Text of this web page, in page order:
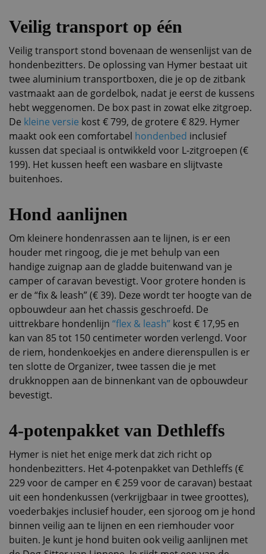
Veilig transport op één
Veilig transport stond bovenaan de wensenlijst van de
hondenbezitters. De oplossing van Hymer bestaat uit
twee aluminium transportboxen, die je op de zitbank
vastmaakt aan de gordelbok, nadat je eerst de kussens
hebt weggenomen. De box past in zowat elke zitgroep.
De kleine versie kost € 799, de grotere € 829. Hymer
maakt ook een comfortabel hondenbed inclusief
kussen dat speciaal is ontwikkeld voor L-zitgroepen (€
199). Het kussen heeft een wasbare en slijtvaste
buitenhoes.
Hond aanlijnen
Om kleinere hondenrassen aan te lijnen, is er een
houder met ringoog, die je met behulp van een
handige zuignap aan de gladde buitenwand van je
camper of caravan bevestigt. Voor grotere honden is
er de “fix & leash” (€ 39). Deze wordt ter hoogte van de
opbouwdeur aan het chassis geschroefd. De
uittrekbare hondenlijn “flex & leash” kost € 17,95 en
kan van 85 tot 150 centimeter worden verlengd. Voor
de riem, hondenkoekjes en andere dierenspullen is er
ten slotte de Organizer, twee tassen die je met
drukknoppen aan de binnenkant van de opbouwdeur
bevestigt.
4-potenpakket van Dethleffs
Hymer is niet het enige merk dat zich richt op
hondenbezitters. Het 4-potenpakket van Dethleffs (€
229 voor de camper en € 259 voor de caravan) bestaat
uit een hondenkussen (verkrijgbaar in twee groottes),
voederbakjes inclusief houder, een sjoroog om je hond
binnen veilig aan te lijnen en een riemhouder voor
buiten. Je kunt je hond buiten ook veilig aanlijnen met